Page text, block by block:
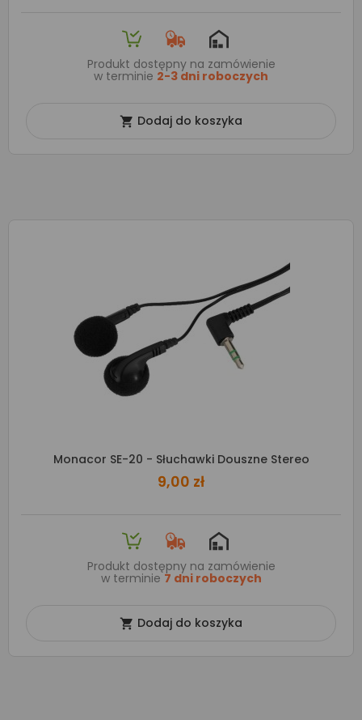
Produkt dostępny na zamówienie
w terminie 2-3 dni roboczych
 Dodaj do koszyka
Monacor SE-20 - Słuchawki Douszne Stereo
9,00 zł
Produkt dostępny na zamówienie
w terminie 7 dni roboczych
 Dodaj do koszyka